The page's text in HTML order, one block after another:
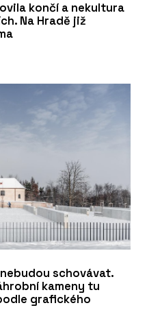
končí a nekultura
Na Hradě již
schovávat.
kameny tu
grafického